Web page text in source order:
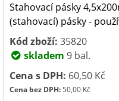
Stahovací pásky
(stahovací) pásky -
Kód zboží: 35820
skladem 9 bal.
Cena s DPH: 60,50 Kč
Cena bez DPH:50,00 Kč